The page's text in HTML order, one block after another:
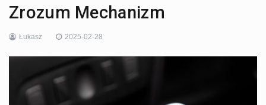
Zrozum Mechanizm
Łukasz 2025-02-28